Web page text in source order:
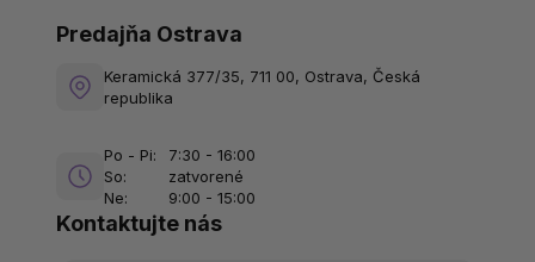
Kontaktujte nás
Predajňa Ostrava
Keramická 377/35, 711 00, Ostrava, Česká
republika
Po - Pi:
7:30 - 16:00
So:
zatvorené
Ne:
9:00 - 15:00